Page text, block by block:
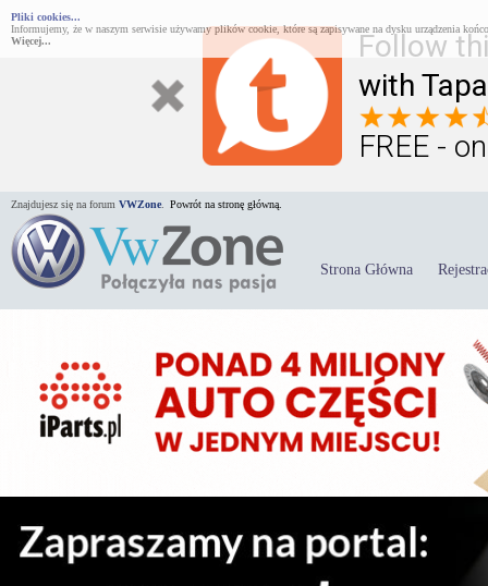
Follow
with
FREE -
Pliki cookies...
Informujemy, że w naszym serwisie używamy plików cookie, które są zapisywane na dysku urządzenia
Więcej...
Znajdujesz się na forum VWZone Powrót na stronę główną.
Strona Główna